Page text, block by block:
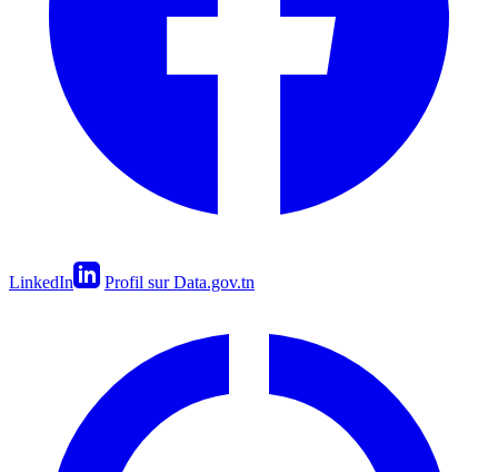
LinkedIn Profil sur Data.gov.tn